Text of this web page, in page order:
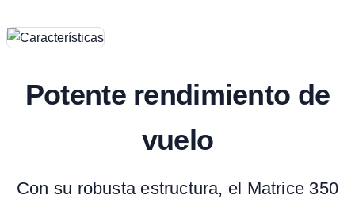
Potente rendimiento de
vuelo
Con su robusta estructura, el Matrice 350